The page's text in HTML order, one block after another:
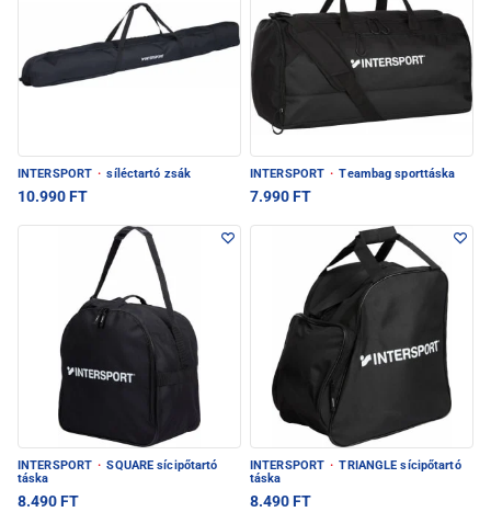
INTERSPORT · síléctartó zsák
10.990 FT
INTERSPORT · Teambag sporttáska
7.990 FT
INTERSPORT · SQUARE sícipőtartó
táska
8.490 FT
INTERSPORT · TRIANGLE sícipőtartó
táska
8.490 FT